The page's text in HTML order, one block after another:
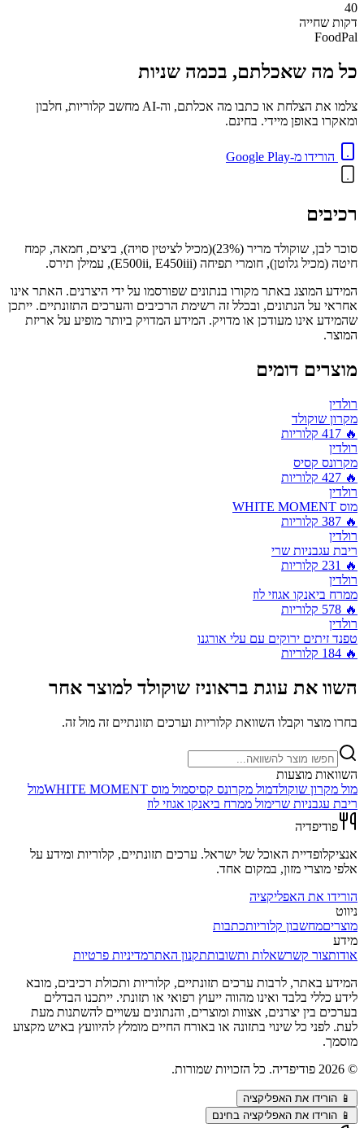
40
דקות שחייה
FoodPal
כל מה שאכלתם, בכמה שניות
צלמו את הצלחת או כתבו מה אכלתם, וה-AI מחשב קלוריות, חלבון
ומאקרו באופן מיידי. בחינם.
הורידו מ-Google Play
רכיבים
סוכר לבן, שוקולד מריר (23%)(מכיל לציטין סויה), ביצים, חמאה, קמח
חיטה (מכיל גלוטן), חומרי תפיחה (E500ii, E450iii), עמילן תירס.
המידע המוצג באתר מקורו בנתונים שפורסמו על ידי היצרנים. האתר אינו
אחראי על הנתונים, ובכלל זה רשימת הרכיבים והערכים התזונתיים. ייתכן
שהמידע אינו מעודכן או מדויק. המידע המדויק ביותר מופיע על אריזת
המוצר.
מוצרים דומים
רולדין
מקרון שוקולד
🔥
417 קלוריות
רולדין
מקרונס קסיס
🔥
427 קלוריות
רולדין
מוס WHITE MOMENT
🔥
387 קלוריות
רולדין
ריבת עגבניות שרי
🔥
231 קלוריות
רולדין
ממרח ביאנקו אגוזי לוז
🔥
578 קלוריות
רולדין
טפנד זיתים ירוקים עם עלי אורגנו
🔥
184 קלוריות
השוו את עוגת בראוניז שוקולד למוצר אחר
בחרו מוצר וקבלו השוואת קלוריות וערכים תזונתיים זה מול זה.
השוואות מוצעות
מול מקרון שוקולדמול מקרונס קסיסמול מוס WHITE MOMENT
מול
ריבת עגבניות שרימול ממרח ביאנקו אגוזי לוז
פודיפדיה
אנציקלופדיית האוכל של ישראל. ערכים תזונתיים, קלוריות ומידע על
אלפי מוצרי מזון, במקום אחד.
הורידו את האפליקציה
ניווט
מוצריםמחשבון קלוריותכתבות
מידע
אודותצור קשרשאלות ותשובותתקנון האתרמדיניות פרטיות
המידע באתר, לרבות ערכים תזונתיים, קלוריות ותכולת רכיבים, מובא
לידע כללי בלבד ואינו מהווה ייעוץ רפואי או תזונתי. ייתכנו הבדלים
בערכים בין יצרנים, אצוות ומוצרים, והנתונים עשויים להשתנות מעת
לעת. לפני כל שינוי בתזונה או באורח החיים מומלץ להיוועץ באיש מקצוע
מוסמך.
©
2026 פודיפדיה. כל הזכויות שמורות.
📱 הורידו את האפליקציה
📱 הורידו את האפליקציה בחינם